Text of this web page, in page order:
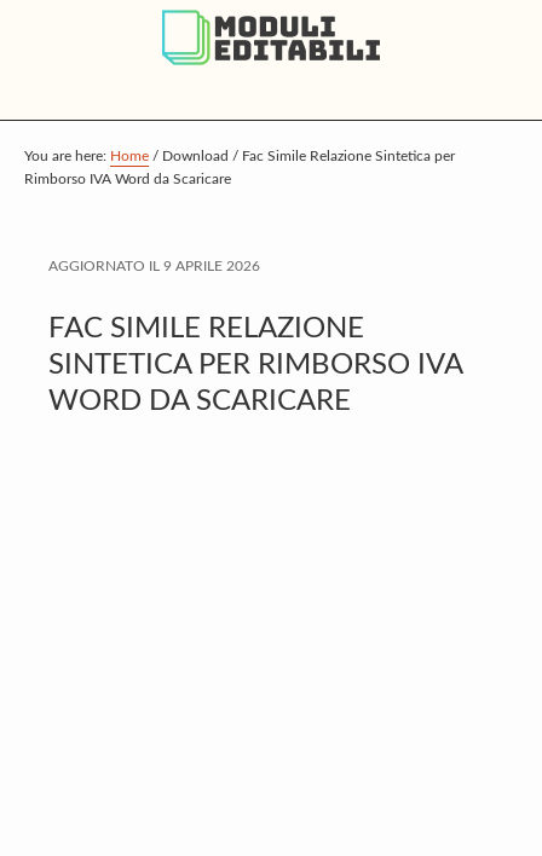
p
t
a
n
c
o
p
t
r
m
a
r
p
t
o
t
e
r
You are here: Home / Download / Fac Simile Relazione Sintetica per
Rimborso IVA Word da Scaricare
AGGIORNATO IL 9 APRILE 2026
FAC SIMILE RELAZIONE
SINTETICA PER RIMBORSO IVA
WORD DA SCARICARE